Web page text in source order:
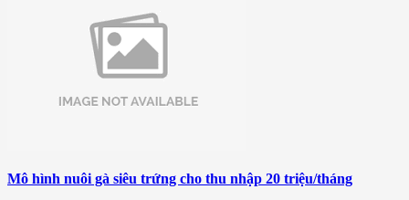
Mô hình nuôi gà siêu trứng cho thu nhập 20 triệu/tháng